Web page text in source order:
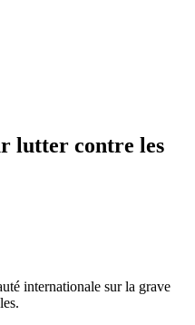
lutter contre les
internationale sur la grave